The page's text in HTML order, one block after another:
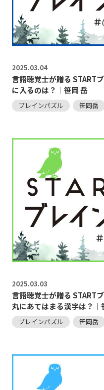
2025.03.04
言語聴覚士が贈る START
に入るのは？｜笹岡 岳
ブレインパズル 笹岡岳
2025.03.03
言語聴覚士が贈る START
丸にあてはまる漢字は？｜
ブレインパズル 笹岡岳